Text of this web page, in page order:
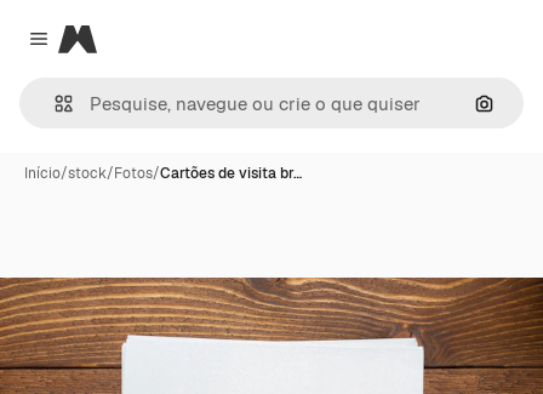
Close menu
Magnific
Início/stock/Fotos/Cartões de visita br…